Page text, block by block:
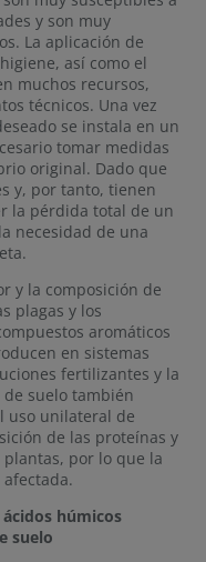
y son muy
La aplicación de
así como el
muchos recursos,
técnicos. Una vez
se instala en un
tomar medidas
original. Dado que
y, por tanto, tienen
la pérdida total de un
necesidad de una
y la composición de
plagas y los
aromáticos
en sistemas
fertilizantes y la
suelo también
uso unilateral de
de las proteínas y
por lo que la
húmicos
suelo